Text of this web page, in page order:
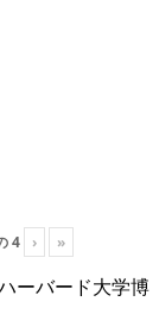
4 › »
ーバード大学博